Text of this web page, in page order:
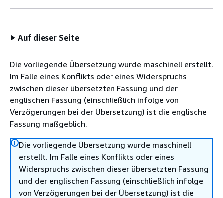
Auf dieser Seite
Die vorliegende Übersetzung wurde maschinell erstellt.
Im Falle eines Konflikts oder eines Widerspruchs
zwischen dieser übersetzten Fassung und der
englischen Fassung (einschließlich infolge von
Verzögerungen bei der Übersetzung) ist die englische
Fassung maßgeblich.
Die vorliegende Übersetzung wurde maschinell
erstellt. Im Falle eines Konflikts oder eines
Widerspruchs zwischen dieser übersetzten Fassung
und der englischen Fassung (einschließlich infolge
von Verzögerungen bei der Übersetzung) ist die